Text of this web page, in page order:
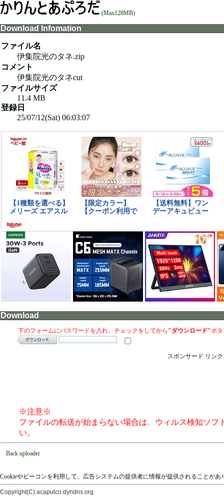
(Max128MB)
Download Infomation
ファイル名
伊集院光のタネ.zip
コメント
伊集院光のタネcut
ファイルサイズ
11.4 MB
登録日
25/07/12(Sat) 06:03:07
Download
下のフォームにパスワードを入れ、チェックをしてから "ダウンロード"ボ
スポンサード リンク
※注意※
ファイルの転送が始まらない場合は、ウィルス検知ソ
い。
Back uploader
Cookieやビーコンを利用して、広告システムの提供者に情報が提供されることが
Copyright(C) acapulco.dyndns.org